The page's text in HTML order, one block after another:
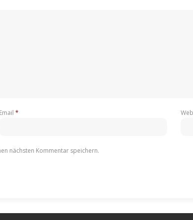
Email*
nächsten Kommentar speichern.